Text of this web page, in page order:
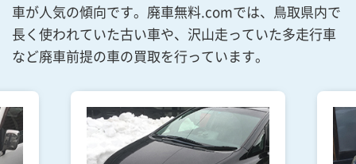
車が人気の傾向です。廃車無料.comでは、鳥取県内で
長く使われていた古い車や、沢山走っていた多走行車
など廃車前提の車の買取を行っています。